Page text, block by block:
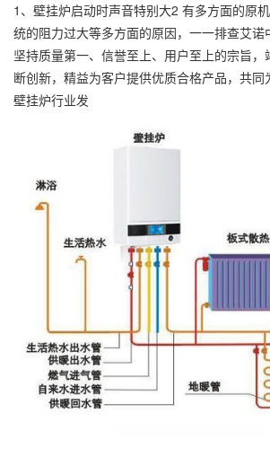
1、壁挂炉启动时声音特别大2 有多方面的原
统的阻力过大等多方面的原因，一一排查艾
坚持质量第一、信誉至上、用户至上的宗旨
断创新，精益为客户提供优质合格产品，共同
壁挂炉行业发